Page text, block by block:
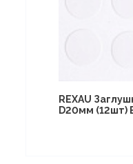
REXAU
D20мм (12шт)